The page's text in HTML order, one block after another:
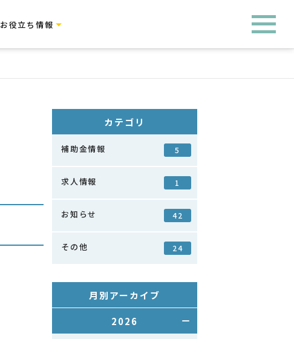
お役立ち情報
カテゴリ
補助金情報 5
求人情報 1
お知らせ 42
その他 24
月別アーカイブ
2026